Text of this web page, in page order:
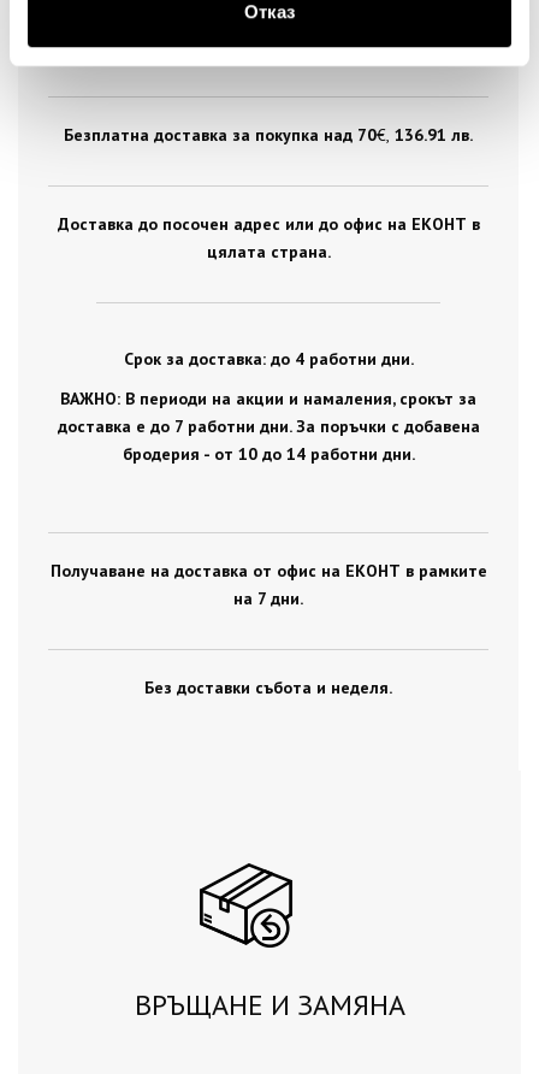
Отказ
Стандартна доставка на цена от 5
цялата страна.
Безплатна доставка за покупка над 70€ , 136.91 лв.
Доставка до посочен адрес или до офис на ЕКОНТ в
цялата страна.
Срок за доставка: до 4 работни дни.
ВАЖНО: В периоди на акции и намаления, срокът за
доставка е до 7 работни дни. За поръчки с добавена
бродерия - от 10 до 14 работни дни.
Получаване на доставка от офис на ЕКОНТ в рамките
на 7 дни.
Без доставки събота и неделя.
ВРЪЩАНЕ И ЗАМЯНА